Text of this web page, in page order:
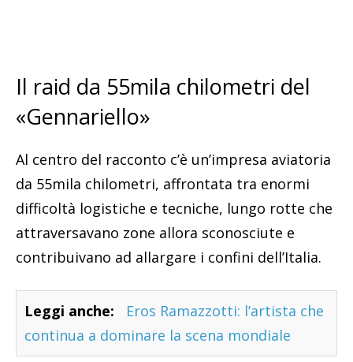
Il raid da 55mila chilometri del
«Gennariello»
Al centro del racconto c’è un’impresa aviatoria
da 55mila chilometri, affrontata tra enormi
difficoltà logistiche e tecniche, lungo rotte che
attraversavano zone allora sconosciute e
contribuivano ad allargare i confini dell’Italia.
Leggi anche:
Eros Ramazzotti: l’artista che
continua a dominare la scena mondiale